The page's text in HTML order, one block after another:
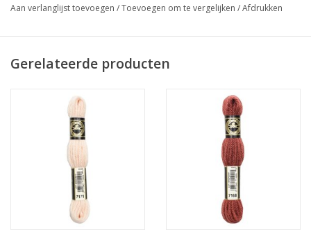
Aan verlanglijst toevoegen /Toevoegen om te vergelijken /Afdrukken
Gerelateerde producten